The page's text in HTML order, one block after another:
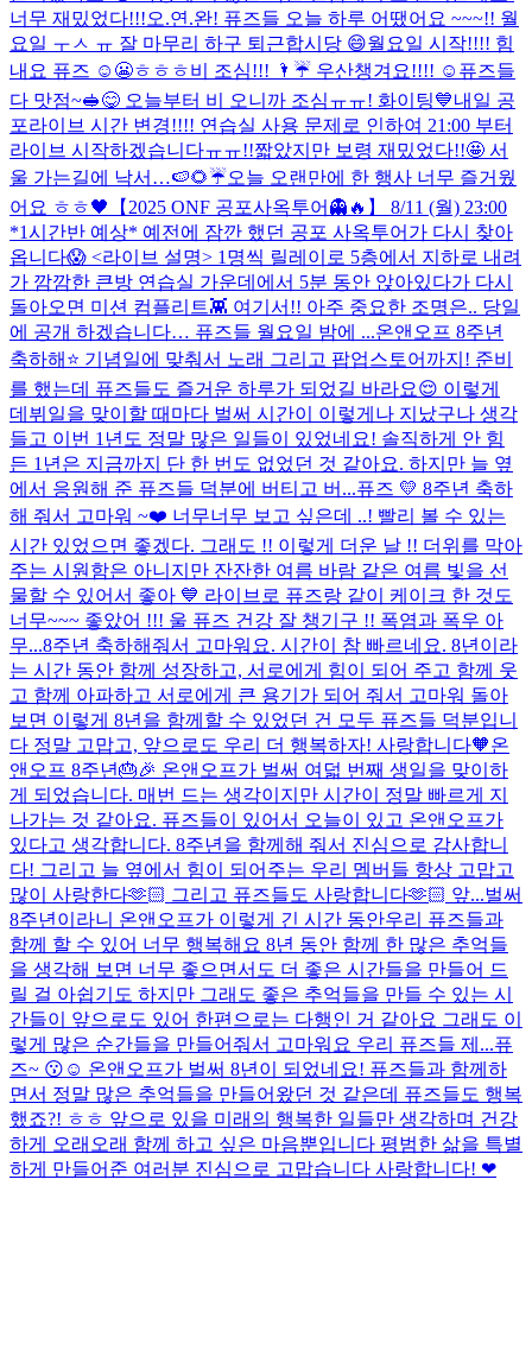
너무 재밌었다!!!오.연.완! 퓨즈들 오늘 하루 어땠어요 ~~~!! 월
요일 ㅜㅅ ㅠ 잘 마무리 하구 퇴근합시당 😄월요일 시작!!!! 힘
내요 퓨즈 ☺️😬ㅎㅎㅎ비 조심!!! 🌂☔️ 우산챙겨요!!!! ☺️ 퓨즈들
다 맛점~🥪😋 오늘부터 비 오니까 조심ㅠㅠ! 화이팅💙내일 공
포라이브 시간 변경!!!! 연습실 사용 문제로 인하여 21:00 부터
라이브 시작하겠습니다ㅠㅠ!!짧았지만 보령 재밌었다!!🤩 서
울 가는길에 낙서…🍉🌻☔️오늘 오랜만에 한 행사 너무 즐거웠
어요 ㅎㅎ🖤
【2025 ONF 공포사옥투어👻🔥】 8/11 (월) 23:00
*1시간반 예상* 예전에 잠깐 했던 공포 사옥투어가 다시 찾아
옵니다😱 <라이브 설명> 1명씩 릴레이로 5층에서 지하로 내려
가 깜깜한 큰방 연습실 가운데에서 5분 동안 앉아있다가 다시
돌아오면 미션 컴플리트👾 여기서!! 아주 중요한 조명은.. 당일
에 공개 하겠습니다… 퓨즈들 월요일 밤에 ...온앤오프 8주년
축하해⭐️ 기념일에 맞춰서 노래 그리고 팝업스토어까지! 준비
를 했는데 퓨즈들도 즐거운 하루가 되었길 바라요😌 이렇게
데뷔일을 맞이할 때마다 벌써 시간이 이렇게나 지났구나 생각
들고 이번 1년도 정말 많은 일들이 있었네요! 솔직하게 안 힘
든 1년은 지금까지 단 한 번도 없었던 것 같아요. 하지만 늘 옆
에서 응원해 준 퓨즈들 덕분에 버티고 버...퓨즈 💛 8주년 축하
해 줘서 고마워 ~❤️ 너무너무 보고 싶은데 ..! 빨리 볼 수 있는
시간 있었으면 좋겠다. 그래도 !! 이렇게 더운 날 !! 더위를 막아
주는 시원함은 아니지만 잔잔한 여름 바람 같은 여름 빛을 선
물할 수 있어서 좋아 💙 라이브로 퓨즈랑 같이 케이크 한 것도
너무~~~ 좋았어 !!! 울 퓨즈 건강 잘 챙기구 !! 폭염과 폭우 아
무...8주년 축하해줘서 고마워요. 시간이 참 빠르네요. 8년이라
는 시간 동안 함께 성장하고, 서로에게 힘이 되어 주고 함께 웃
고 함께 아파하고 서로에게 큰 용기가 되어 줘서 고마워 돌아
보면 이렇게 8년을 함께할 수 있었던 건 모두 퓨즈들 덕분입니
다 정말 고맙고, 앞으로도 우리 더 행복하자! 사랑합니다🧡온
앤오프 8주년🎂🎉 온앤오프가 벌써 여덟 번째 생일을 맞이하
게 되었습니다. 매번 드는 생각이지만 시간이 정말 빠르게 지
나가는 것 같아요. 퓨즈들이 있어서 오늘이 있고 온앤오프가
있다고 생각합니다. 8주년을 함께해 줘서 진심으로 감사합니
다! 그리고 늘 옆에서 힘이 되어주는 우리 멤버들 항상 고맙고
많이 사랑한다🫶🏻 그리고 퓨즈들도 사랑합니다🫶🏻 앞...벌써
8주년이라니 온앤오프가 이렇게 긴 시간 동안우리 퓨즈들과
함께 할 수 있어 너무 행복해요 8년 동안 함께 한 많은 추억들
을 생각해 보면 너무 좋으면서도 더 좋은 시간들을 만들어 드
릴 걸 아쉽기도 하지만 그래도 좋은 추억들을 만들 수 있는 시
간들이 앞으로도 있어 한편으로는 다행인 거 같아요 그래도 이
렇게 많은 순간들을 만들어줘서 고마워요 우리 퓨즈들 제...퓨
즈~ 😗☺️ 온앤오프가 벌써 8년이 되었네요! 퓨즈들과 함께하
면서 정말 많은 추억들을 만들어왔던 것 같은데 퓨즈들도 행복
했죠?! ㅎㅎ 앞으로 있을 미래의 행복한 일들만 생각하며 건강
하게 오래오래 함께 하고 싶은 마음뿐입니다 평범한 삶을 특별
하게 만들어준 여러분 진심으로 고맙습니다 사랑합니다! ❤